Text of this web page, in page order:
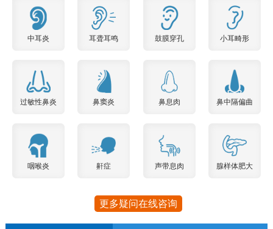
中耳炎 耳聋耳鸣 鼓膜穿孔 小耳畸形
过敏性鼻炎 鼻窦炎 鼻息肉 鼻中隔偏曲
咽喉炎 鼾症 声带息肉 腺样体肥大
更多疑问在线咨询